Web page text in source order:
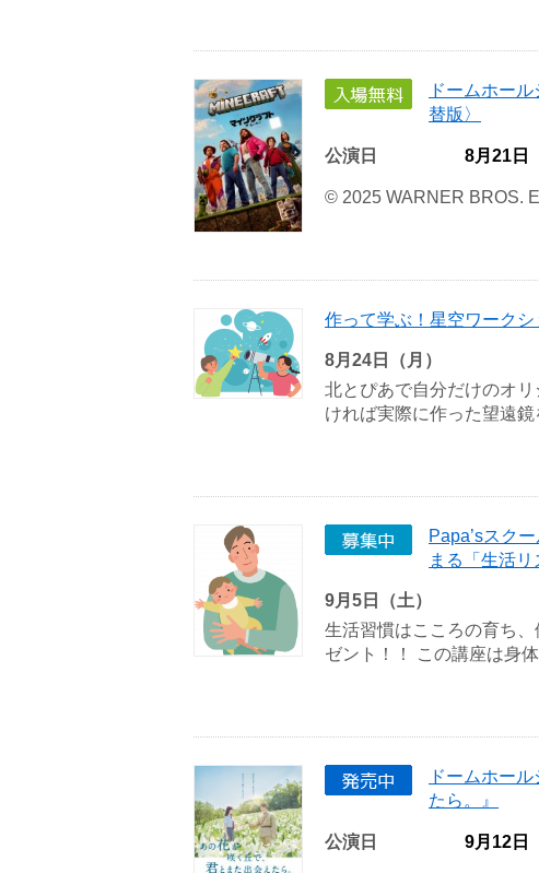
ドームホー
替版〉
公演日 8月21日
© 2025 WARNER BROS.
作って学ぶ！星空ワーク
8月24日（月）
北とぴあで自分だけのオ
ければ実際に作った望遠鏡
Papa’sスク
まる「生活リ
9月5日（土）
生活習慣はこころの育ち
ゼント！！ この講座は身
ドームホー
たら。』
公演日 9月12日